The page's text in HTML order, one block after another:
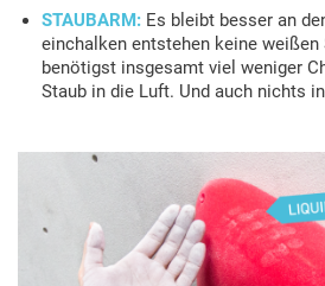
STAUBARM: Es bleibt besser an
einchalken entstehen keine weißen
benötigst insgesamt viel weniger
Staub in die Luft. Und auch nichts